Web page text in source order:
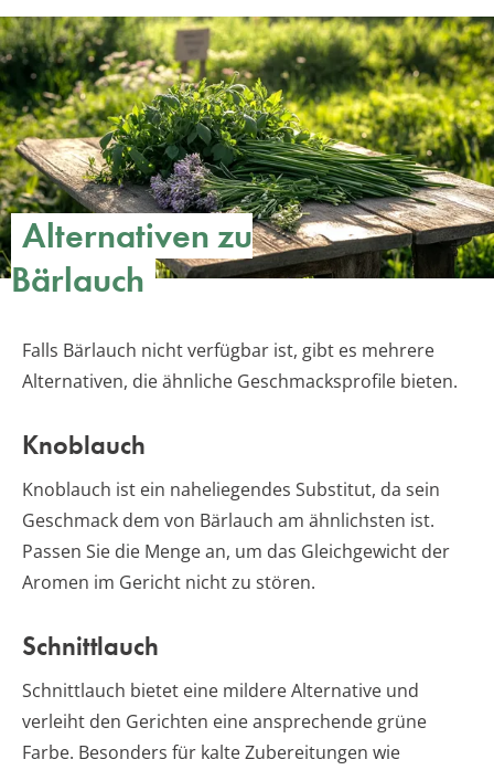
Alternativen zu
Bärlauch
Falls Bärlauch nicht verfügbar ist, gibt es mehrere
Alternativen, die ähnliche Geschmacksprofile bieten.
Knoblauch
Knoblauch ist ein naheliegendes Substitut, da sein
Geschmack dem von Bärlauch am ähnlichsten ist.
Passen Sie die Menge an, um das Gleichgewicht der
Aromen im Gericht nicht zu stören.
Schnittlauch
Schnittlauch bietet eine mildere Alternative und
verleiht den Gerichten eine ansprechende grüne
Farbe. Besonders für kalte Zubereitungen wie